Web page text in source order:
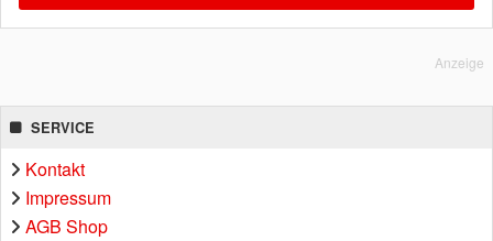
Anzeige
SERVICE
Kontakt
Impressum
AGB Shop